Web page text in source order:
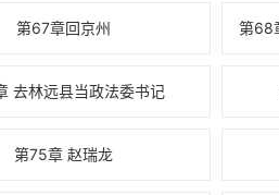
第67章回京州
去林远县当政法委书记
第75章 赵瑞龙